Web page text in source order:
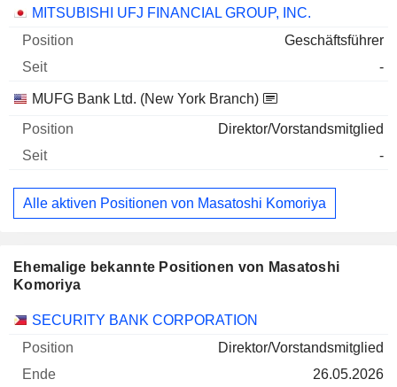
MITSUBISHI UFJ FINANCIAL GROUP, INC.
Geschäftsführer
-
MUFG Bank Ltd. (New York Branch)
Direktor/Vorstandsmitglied
-
Alle aktiven Positionen von Masatoshi Komoriya
Ehemalige bekannte Positionen von Masatoshi
Komoriya
Unternehmen Position Ende
SECURITY BANK CORPORATION
Direktor/Vorstandsmitglied
26.05.2026